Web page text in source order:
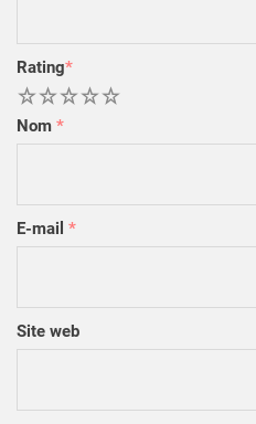
Rating*
5
4
3
2
Nom *
E-mail *
Site web